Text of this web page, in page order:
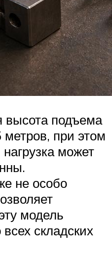
высота подъема
метров, при этом
может
не особо
модель
складских